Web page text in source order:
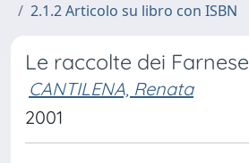
2.1.2 Articolo su libro con ISBN
Le raccolte dei Farnese
CANTILENA, Renata
2001